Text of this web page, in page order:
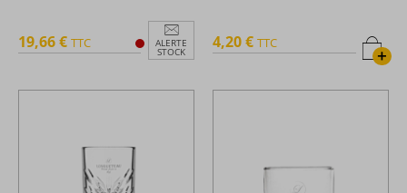
ALERTE
STOCK
19,66 € TTC
+
4,20 € TTC